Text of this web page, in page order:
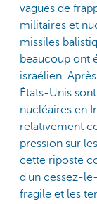
vagues de
militaires et
missiles
beaucoup ont
israélien.
États-Unis
nucléaires en
relativement
pression sur
cette riposte
d'un cessez-
fragile et les